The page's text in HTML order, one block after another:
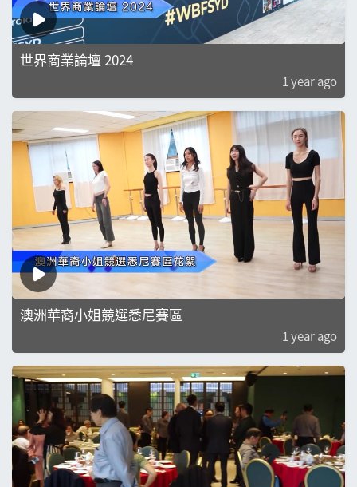
世界商業論壇 2024
1 year ago
澳洲華裔小姐競選悉尼賽區
1 year ago